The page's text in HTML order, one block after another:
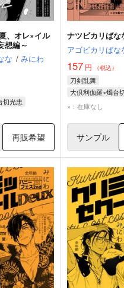
、オレ×イル
想編～
な / みにわ
切光忠
再販希望
ナツビカリばな
アゴビカリばな
157円 （税込）
刀剣乱舞
大倶利伽羅×燭台
大倶利伽羅
×：在庫なし
サンプル